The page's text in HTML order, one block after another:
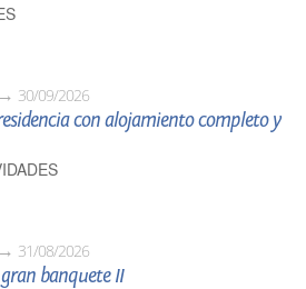
30/09/2026
con alojamiento completo y
31/08/2026
banquete II